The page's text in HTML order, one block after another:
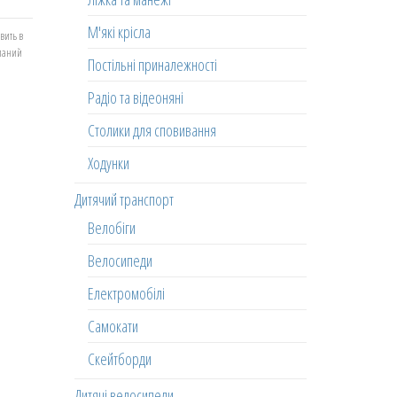
в
М'які крісла
Постільні приналежності
Радіо та відеоняні
Столики для сповивання
Ходунки
Дитячий транспорт
Велобіги
Велосипеди
Електромобілі
Самокати
Скейтборди